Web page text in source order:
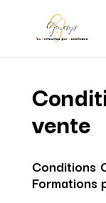
vente
Conditions
Formations